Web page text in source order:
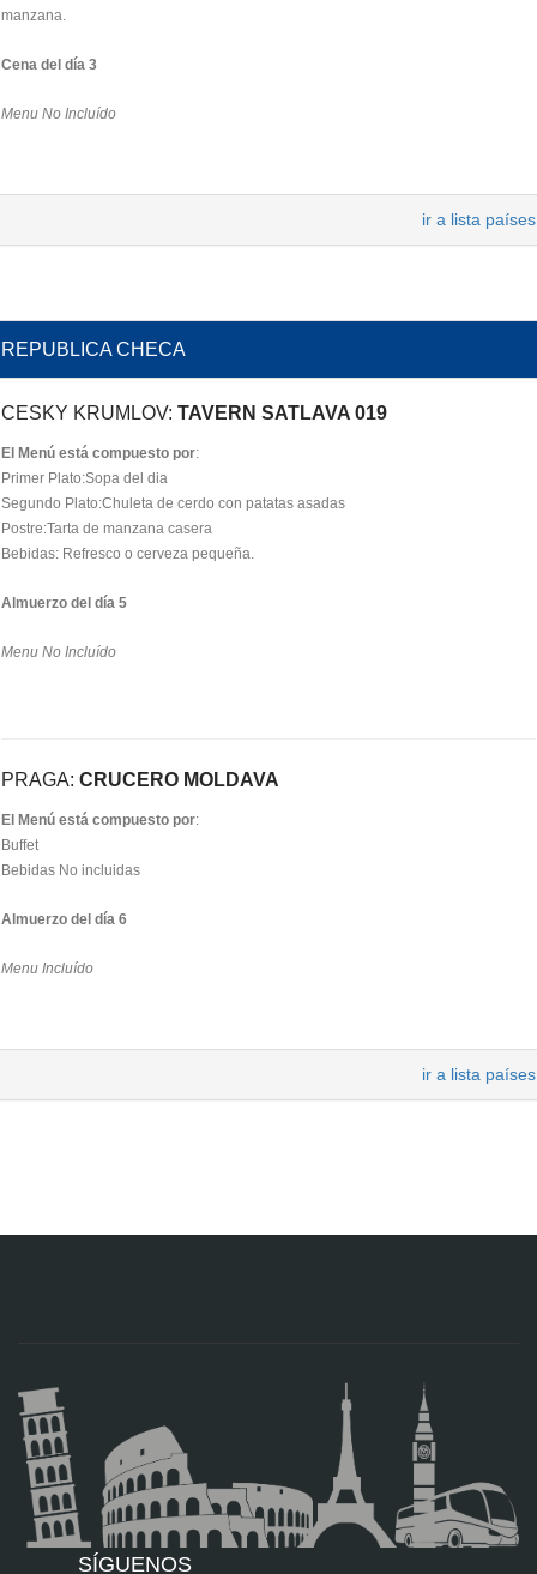
manzana.
Cena del día 3
Menu No Incluído
ir a lista países
REPUBLICA CHECA
CESKY KRUMLOV: TAVERN SATLAVA 019
El Menú está compuesto por:
Primer Plato:Sopa del dia
Segundo Plato:Chuleta de cerdo con patatas asadas
Postre:Tarta de manzana casera
Bebidas: Refresco o cerveza pequeña.
Almuerzo del día 5
Menu No Incluído
PRAGA: CRUCERO MOLDAVA
El Menú está compuesto por:
Buffet
Bebidas No incluidas
Almuerzo del día 6
Menu Incluído
ir a lista países
SÍGUENOS